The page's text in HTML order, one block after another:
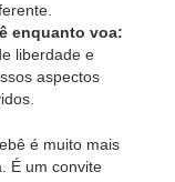
enquanto voa:
liberdade e
aspectos
é muito mais
É um convite